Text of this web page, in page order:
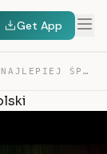
Get App
10 NAJLEPIEJ ŚPIEWAJĄCYCH PTAKÓW POLSKI — TRANSCRIPT